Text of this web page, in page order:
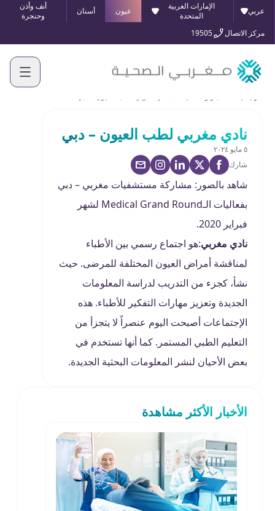
عربي
الإمارات العربية
المتحدة
عيون أسنان
أنف وأذن
وحنجرة
مركز الاتصال
19505
نادي مغربي لطب العيون – دبي
٥ مايو ٢٠٢٤
شارك
شاهد بالصور: مشاركة مستشفيات مغربي – دبي
بفعاليات الـMedical Grand Round لشهر
فبراير 2020.
نادي مغربي:هو اجتماع رسمي بين الأطباء
لمناقشة أمراض العيون المختلفة للمرضى. حيث
نشأ، كجزء من التدريب لدراسة المعلومات
الجديدة وتعزيز مهارات التفكير للأطباء. هذه
الإجتماعات أصبحت اليوم عنصراً لا يتجزأ من
التعليم الطبي المستمر. كما أنها تستخدم في
بعض الأحيان لنشر المعلومات البحثية الجديدة.
الأخبار الأكثر مشاهدة